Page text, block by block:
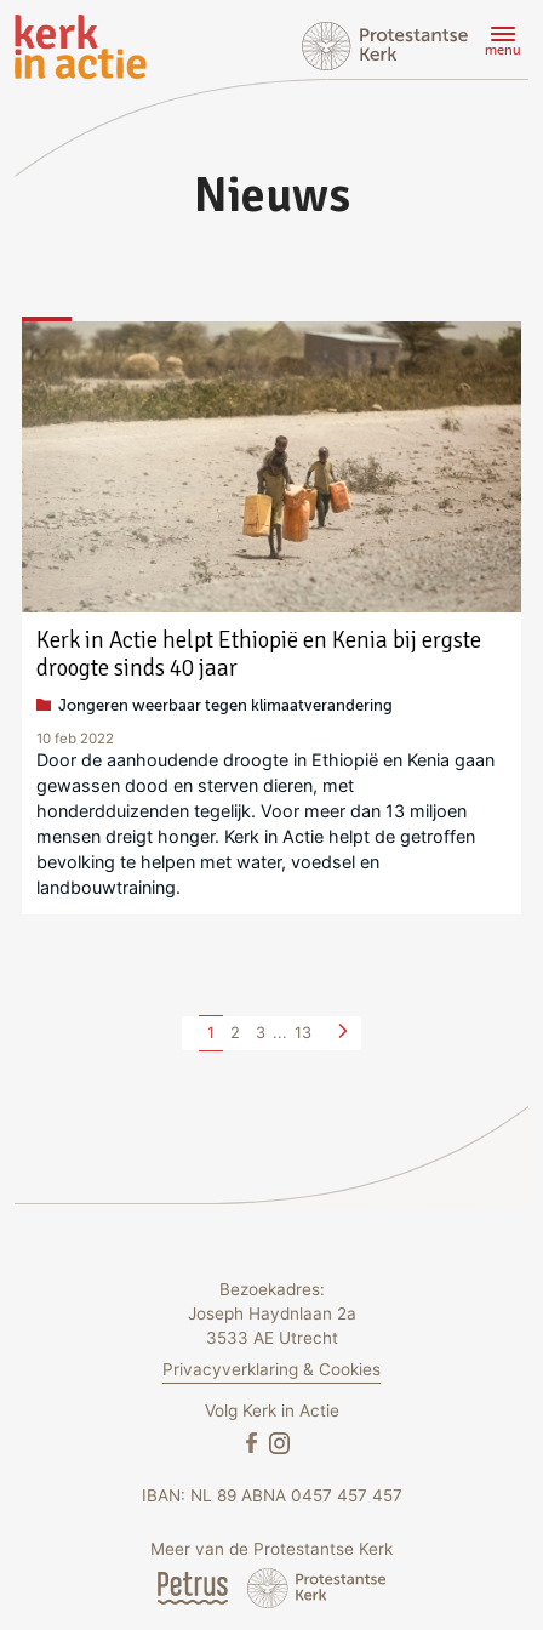
Doorgaan
naar
hoofdinhoud
menu
Nieuws
Kerk in Actie helpt Ethiopië en Kenia bij ergste
droogte sinds 40 jaar
Jongeren weerbaar tegen klimaatverandering
10 feb 2022
Door de aanhoudende droogte in Ethiopië en Kenia gaan
gewassen dood en sterven dieren, met
honderdduizenden tegelijk. Voor meer dan 13 miljoen
mensen dreigt honger. Kerk in Actie helpt de getroffen
bevolking te helpen met water, voedsel en
landbouwtraining.
1 2 3 ... 13
Bezoekadres:
Joseph Haydnlaan 2a
3533 AE Utrecht
Privacyverklaring & Cookies
Volg Kerk in Actie
IBAN: NL 89 ABNA 0457 457 457
Meer van de Protestantse Kerk